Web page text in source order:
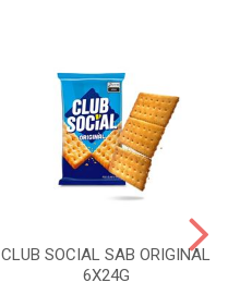
CLUB SOCIAL SAB ORIGINAL
6X24G